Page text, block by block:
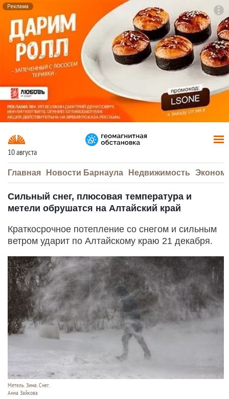
Реклама
10 августа
Главная Новости Барнаула Недвижимость
Сильный снег, плюсовая температура и
метели обрушатся на Алтайский край
Краткосрочное потепление со снегом и сильным
ветром ударит по Алтайскому краю 21 декабря.
Метель. Зима. Снег.
Анна Зайкова